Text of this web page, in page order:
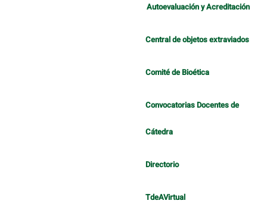
Autoevaluación y Acreditación
Central de objetos extraviados
Comité de Bioética
Convocatorias Docentes de
Cátedra
Directorio
TdeAVirtual